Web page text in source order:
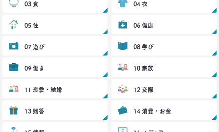
スマホ時代の「偶然」との出会いかた
十河瑠璃
2016.12.14
トランプ勝利―自国第一・内向き志向はアメリカだ
03 食 04 衣
05 住 06 健康
07 遊び 08 学び
09 働き 10 家族
11 恋愛・結婚 12 交際
13 贈答 14 消費・お金